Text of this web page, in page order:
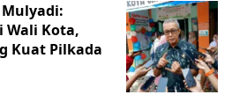
Wali Kota,
Kuat Pilkada